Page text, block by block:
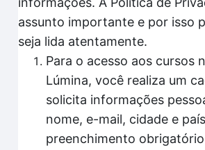
assunto importante e por isso
seja lida atentamente.
Para o acesso aos cursos
Lúmina, você realiza um
solicita informações
nome, e-mail, cidade e
preenchimento